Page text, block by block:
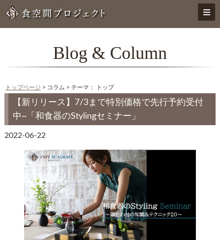
Blog & Column
トップページ > コラム > テーマ： トップ
【新リリース】7/3まで特別価格で先行予約受付
中~「和食器のStylingセミナー」
2022-06-22